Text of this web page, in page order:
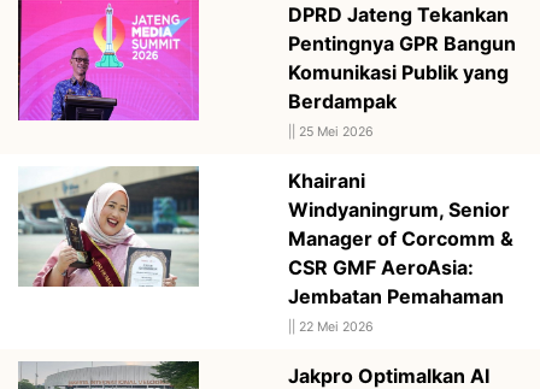
DPRD Jateng Tekankan
Pentingnya GPR Bangun
Komunikasi Publik yang
Berdampak
25 Mei 2026
Khairani
Windyaningrum, Senior
Manager of Corcomm &
CSR GMF AeroAsia:
Jembatan Pemahaman
22 Mei 2026
Jakpro Optimalkan AI